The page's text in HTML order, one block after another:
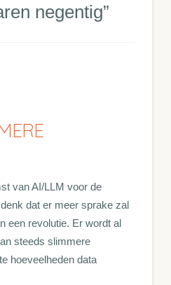
negentig”
van AI/LLM voor de
dat er meer sprake zal
een revolutie. Er wordt al
steeds slimmere
hoeveelheden data